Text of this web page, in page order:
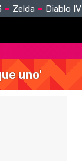
Zelda Diablo IV
uno'